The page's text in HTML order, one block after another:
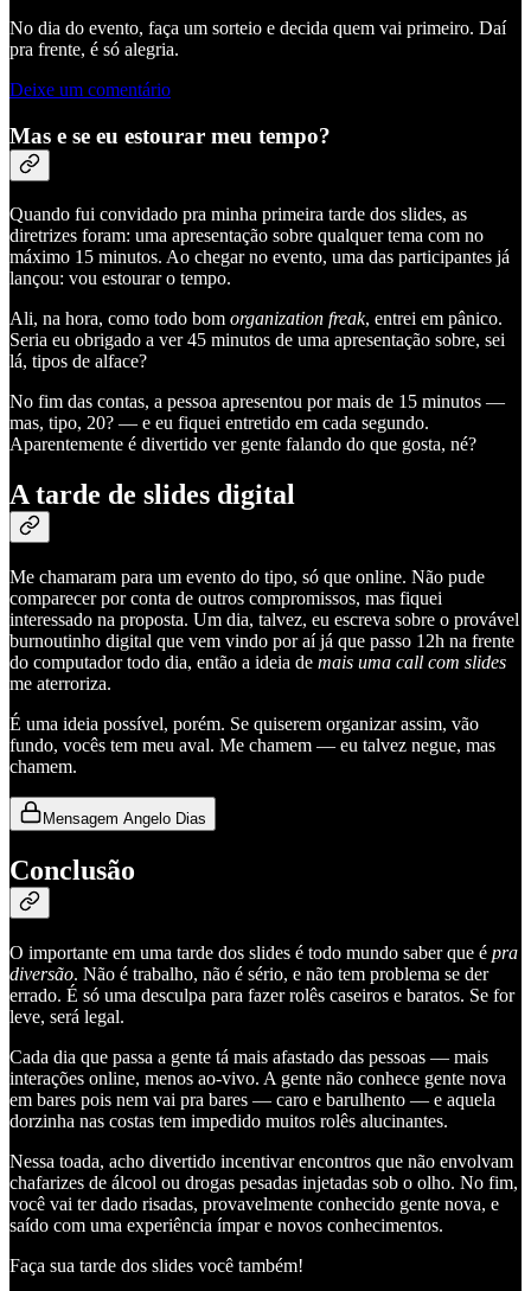
No dia do evento, faça um sorteio e decida quem vai primeiro. Daí
pra frente, é só alegria.
Deixe um comentário
Mas e se eu estourar meu tempo?
Quando fui convidado pra minha primeira tarde dos slides, as
diretrizes foram: uma apresentação sobre qualquer tema com no
máximo 15 minutos. Ao chegar no evento, uma das participantes já
lançou: vou estourar o tempo.
Ali, na hora, como todo bom organization freak, entrei em pânico.
Seria eu obrigado a ver 45 minutos de uma apresentação sobre, sei
lá, tipos de alface?
No fim das contas, a pessoa apresentou por mais de 15 minutos —
mas, tipo, 20? — e eu fiquei entretido em cada segundo.
Aparentemente é divertido ver gente falando do que gosta, né?
A tarde de slides digital
Me chamaram para um evento do tipo, só que online. Não pude
comparecer por conta de outros compromissos, mas fiquei
interessado na proposta. Um dia, talvez, eu escreva sobre o provável
burnoutinho digital que vem vindo por aí já que passo 12h na frente
do computador todo dia, então a ideia de mais uma call com slides
me aterroriza.
É uma ideia possível, porém. Se quiserem organizar assim, vão
fundo, vocês tem meu aval. Me chamem — eu talvez negue, mas
chamem.
Mensagem Angelo Dias
Conclusão
O importante em uma tarde dos slides é todo mundo saber que é pra
diversão. Não é trabalho, não é sério, e não tem problema se der
errado. É só uma desculpa para fazer rolês caseiros e baratos. Se for
leve, será legal.
Cada dia que passa a gente tá mais afastado das pessoas — mais
interações online, menos ao-vivo. A gente não conhece gente nova
em bares pois nem vai pra bares — caro e barulhento — e aquela
dorzinha nas costas tem impedido muitos rolês alucinantes.
Nessa toada, acho divertido incentivar encontros que não envolvam
chafarizes de álcool ou drogas pesadas injetadas sob o olho. No fim,
você vai ter dado risadas, provavelmente conhecido gente nova, e
saído com uma experiência ímpar e novos conhecimentos.
Faça sua tarde dos slides você também!